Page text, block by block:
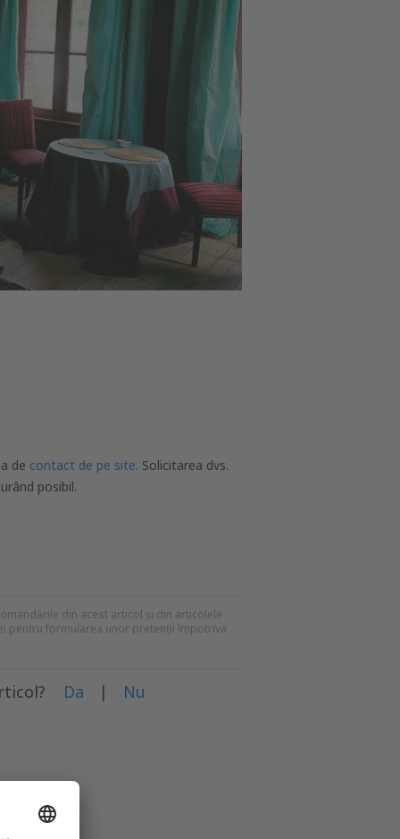
de contact de pe site. Solicitarea dvs.
posibil.
din acest articol și din articolele
pentru formularea unor pretenții împotriva
Da | Nu